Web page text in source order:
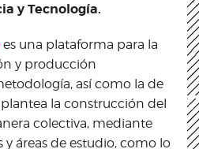
y Tecnología.
es una plataforma para la
y producción
así como la de
plantea la construcción del
colectiva, mediante
y áreas de estudio, como lo